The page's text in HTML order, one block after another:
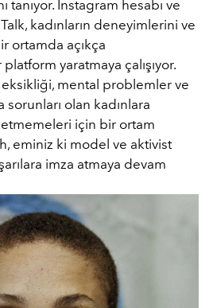
tanıyor. Instagram hesabı ve
kadınların deneyimlerini ve
ortamda açıkça
yaratmaya çalışıyor.
mental problemler ve
olan kadınlara
için bir ortam
eminiz ki model ve aktivist
imza atmaya devam